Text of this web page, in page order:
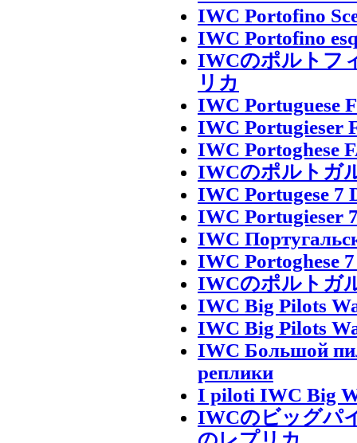
IWC Portofino
IWC Portofino
IWCのポルトフ
リカ
IWC Portuguese F
IWC Portugieser
IWC Portoghese
IWCのポルトガ
IWC Portugese 7
IWC Portugieser
IWC
IWC Portoghese
IWCのポルトガ
IWC Big Pilots
IWC Big Pilots
IWC Большой
реплики
I piloti IWC Big
IWCのビッグパ